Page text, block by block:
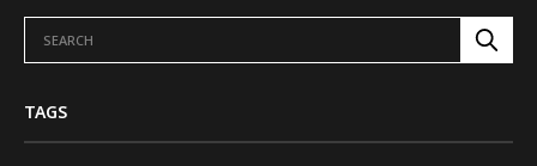
TAGS